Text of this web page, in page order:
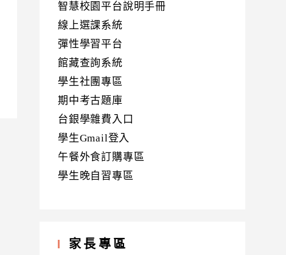
智慧校園平台說明手冊
線上選課系統
彈性學習平台
館藏查詢系統
學生社團專區
期中考古題庫
台銀學雜費入口
學生Gmail登入
午餐外食訂購專區
學生晚自習專區
家長專區